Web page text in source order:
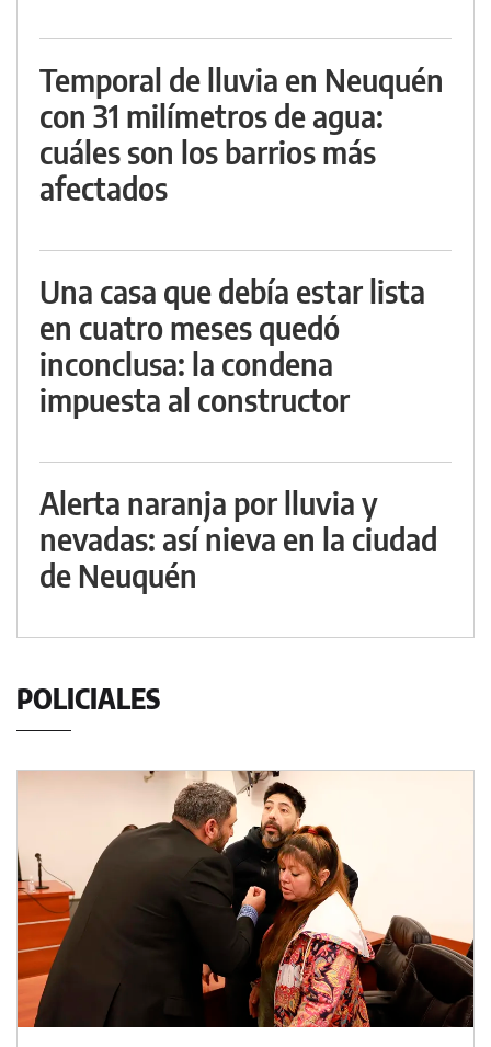
Temporal de lluvia en Neuquén
con 31 milímetros de agua:
cuáles son los barrios más
afectados
Una casa que debía estar lista
en cuatro meses quedó
inconclusa: la condena
impuesta al constructor
Alerta naranja por lluvia y
nevadas: así nieva en la ciudad
de Neuquén
POLICIALES